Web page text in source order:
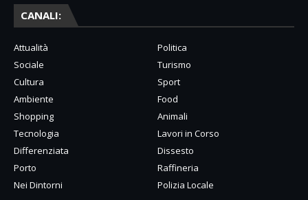
CANALI:
Attualità
Politica
Sociale
Turismo
Cultura
Sport
Ambiente
Food
Shopping
Animali
Tecnologia
Lavori in Corso
Differenziata
Dissesto
Porto
Raffineria
Nei Dintorni
Polizia Locale